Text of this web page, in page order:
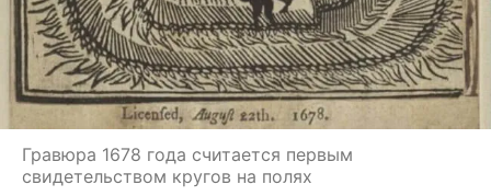
Гравюра 1678 года считается первым
свидетельством кругов на полях